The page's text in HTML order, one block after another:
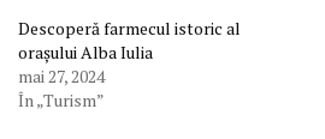
Descoperă farmecul istoric al
orașului Alba Iulia
mai 27, 2024
În „Turism”